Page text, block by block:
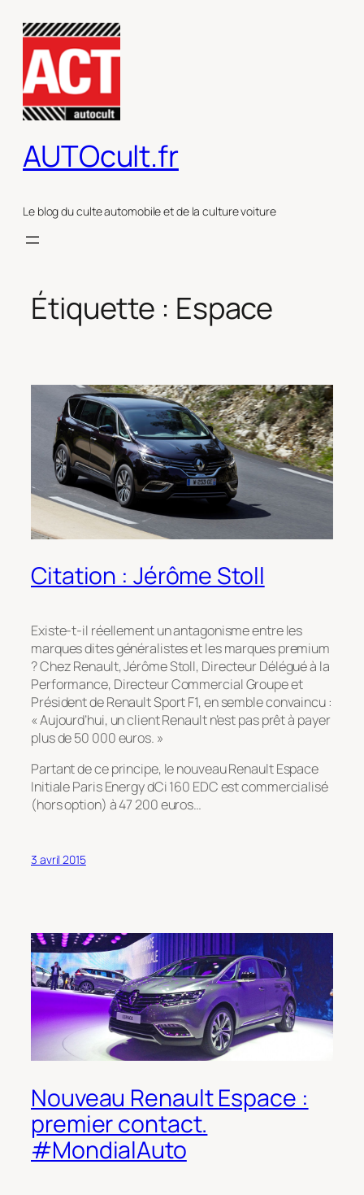
contenu
AUTOcult.fr
Le blog du culte automobile et de la culture voiture
Étiquette : Espace
Citation : Jérôme Stoll
Existe-t-il réellement un antagonisme entre les
marques dites généralistes et les marques premium
? Chez Renault, Jérôme Stoll, Directeur Délégué à la
Performance, Directeur Commercial Groupe et
Président de Renault Sport F1, en semble convaincu :
« Aujourd’hui, un client Renault n’est pas prêt à payer
plus de 50 000 euros. »
Partant de ce principe, le nouveau Renault Espace
Initiale Paris Energy dCi 160 EDC est commercialisé
(hors option) à 47 200 euros…
3 avril 2015
Nouveau Renault Espace :
premier contact.
#MondialAuto